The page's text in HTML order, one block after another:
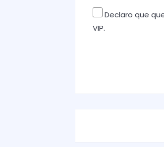
Declaro que
VIP.